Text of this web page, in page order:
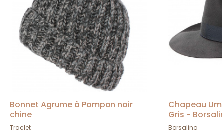
Bonnet Agrume à Pompon noir
chine
Traclet
Chapeau
Gris -
Borsalino